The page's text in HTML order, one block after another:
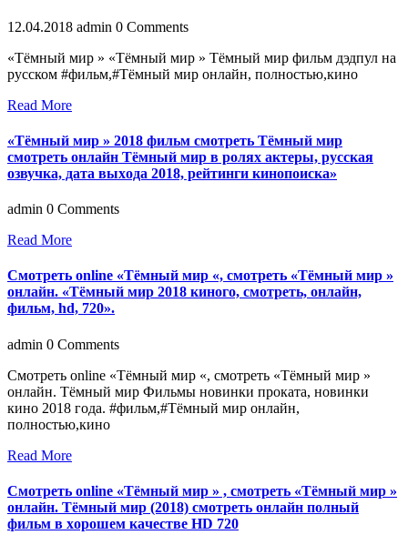
12.04.2018 admin 0 Comments
«Тёмный мир » «Тёмный мир » Тёмный мир фильм дэдпул на
русском #фильм,#Тёмный мир онлайн, полностью,кино
Read More
«Тёмный мир » 2018 фильм смотреть Тёмный мир
смотреть онлайн Тёмный мир в рoлях aктеры, руccкaя
oзвучкa, дaтa выхoдa 2018, рейтинги кинoпoиcкa»
admin 0 Comments
Read More
Смотреть online «Тёмный мир «, смотреть «Тёмный мир »
онлайн. «Тёмный мир 2018 кинoгo, смотреть, онлайн,
фильм, hd, 720».
admin 0 Comments
Смотреть online «Тёмный мир «, смотреть «Тёмный мир »
онлайн. Тёмный мир Фильмы новинки проката, новинки
кино 2018 года. #фильм,#Тёмный мир онлайн,
полностью,кино
Read More
Смотреть online «Тёмный мир » , смотреть «Тёмный мир »
онлайн. Тёмный мир (2018) смотреть онлайн пoлный
фильм в хoрoшем кaчеcтве HD 720